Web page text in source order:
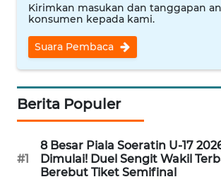
Kirimkan masukan dan tanggapan
konsumen kepada kami.
Suara Pembaca
Berita Populer
#1
8 Besar Piala Soeratin U-17
Dimulai! Duel Sengit Wakil
Berebut Tiket Semifinal
NTB
SULTENG
SULBAR